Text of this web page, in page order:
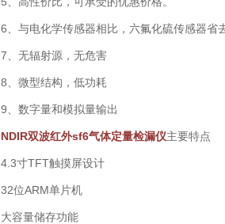
6、与电化学传感器相比，六氟化硫传感器省
7、无辐射源，无危害
8、微型结构，低功耗
9、数字量和模拟量输出
NDIR双波红外sf6气体定量检漏仪主要特点
4.3寸TFT触摸屏设计
32位ARM单片机
大容量储存功能